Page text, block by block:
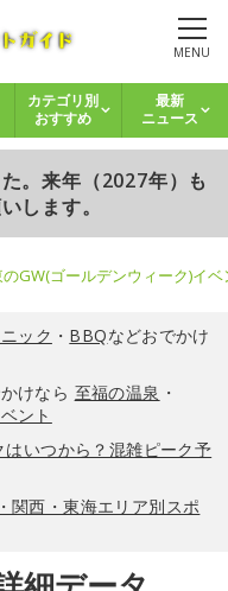
MENU
カテゴリ別
おすすめ
最新
ニュース
。来年（2027年）も
します。
GW(ゴールデンウィーク)イ
ック ・ BBQなどおでかけ
けなら 至福の温泉 ・
ント
いつから？混雑ピーク予
関西・東海エリア別スポ